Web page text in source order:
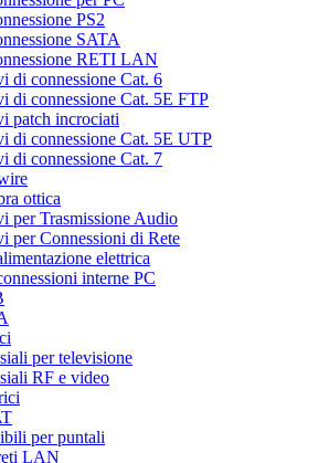
PS2
SATA
RETI LAN
di connessione Cat. 6
di connessione Cat. 5E FTP
patch incrociati
di connessione Cat. 5E UTP
di connessione Cat. 7
ottica
per Trasmissione Audio
per Connessioni di Rete
elettrica
interne PC
per televisione
RF e video
per puntali
LAN